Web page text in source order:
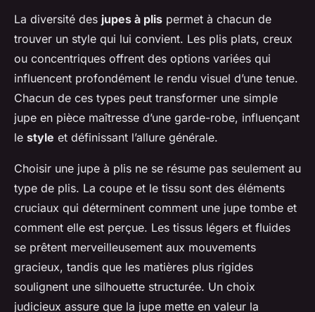
La diversité des jupes à plis permet à chacun de
trouver un style qui lui convient. Les plis plats, creux
ou concentriques offrent des options variées qui
influencent profondément le rendu visuel d’une tenue.
Chacun de ces types peut transformer une simple
jupe en pièce maîtresse d’une garde-robe, influençant
le style et définissant l’allure générale.
Choisir une jupe à plis ne se résume pas seulement au
type de plis. La coupe et le tissu sont des éléments
cruciaux qui déterminent comment une jupe tombe et
comment elle est perçue. Les tissus légers et fluides
se prêtent merveilleusement aux mouvements
gracieux, tandis que les matières plus rigides
soulignent une silhouette structurée. Un choix
judicieux assure que la jupe mette en valeur la